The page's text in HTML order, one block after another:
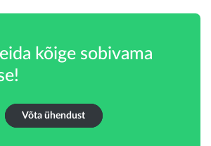
kõige sobivama
Võta ühendust